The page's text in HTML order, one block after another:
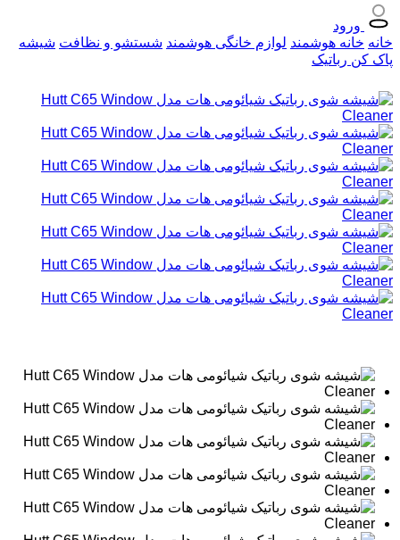
ورود
خانه خانه هوشمند لوازم خانگی هوشمند شستشو و نظافت شیشه
پاک کن رباتیک